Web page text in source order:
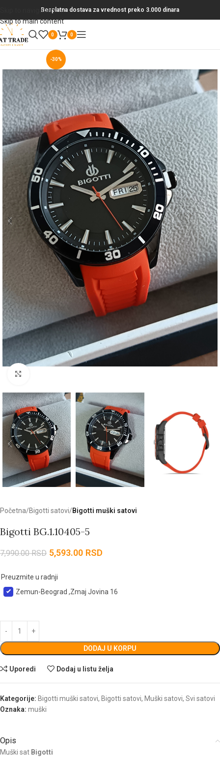
Skip to navigation
Skip to main content
Besplatna dostava za vrednost preko 3.000 dinara
0 0
-30%
Početna Bigotti satovi Bigotti muški satovi
Bigotti BG.1.10405-5
7,990.00RSD 5,593.00 RSD
Preuzmite u radnji
Zemun-Beograd ,Zmaj Jovina 16
DODAJ U KORPU
Uporedi Dodaj u listu želja
Kategorije: Bigotti muški satovi, Bigotti satovi, Muški satovi, Svi satovi
Oznaka: muški
Opis
Muški sat Bigotti